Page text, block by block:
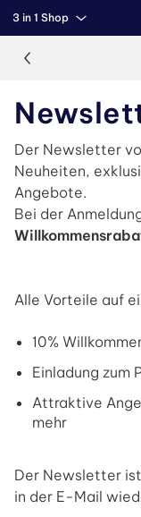
3 in 1 Shop
Der Newsletter
Neuheiten,
Angebote.
Bei der
Alle Vorteile auf
10%
Einladung zum
Attraktive
mehr
Der Newsletter
in der E-Mail